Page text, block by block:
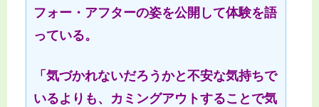
フォー・アフターの姿を公開して体験を語
っている。
「気づかれないだろうかと不安な気持ちで
いるよりも、カミングアウトすることで気